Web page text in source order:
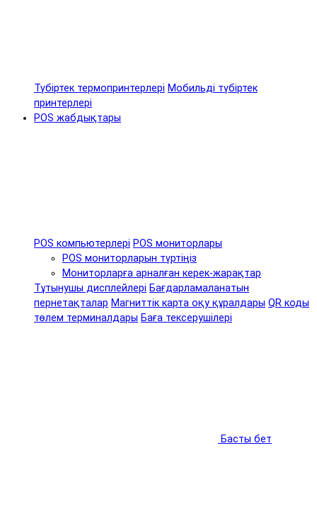
Түбіртек термопринтерлері Мобильді түбіртек
принтерлері
POS жабдықтары
POS компьютерлері POS мониторлары
POS мониторларын түртіңіз
Мониторларға арналған керек-жарақтар
Тұтынушы дисплейлері Бағдарламаланатын
пернетақталар Магниттік карта оқу құралдары QR коды
төлем терминалдары Баға тексерушілері
Басты бет